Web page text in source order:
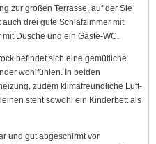
zur großen Terrasse, auf der Sie
drei gute Schlafzimmer mit
Dusche und ein Gäste-WC.
befindet sich eine gemütliche
wohlfühlen. In beiden
zudem klimafreundliche Luft-
steht sowohl ein Kinderbett als
und gut abgeschirmt vor